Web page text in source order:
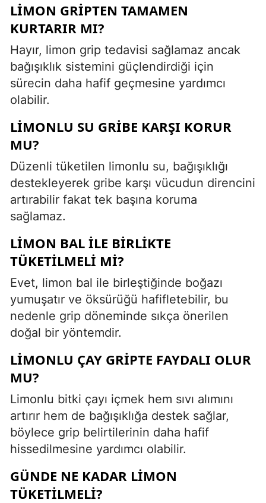
LIMON GRIPTEN TAMAMEN
KURTARIR MI?
Hayır, limon grip tedavisi sağlamaz ancak
bağışıklık sistemini güçlendirdiği için
sürecin daha hafif geçmesine yardımcı
olabilir.
LIMONLU SU GRIBE KARŞI KORUR
MU?
Düzenli tüketilen limonlu su, bağışıklığı
destekleyerek gribe karşı vücudun direncini
artırabilir fakat tek başına koruma
sağlamaz.
LIMON BAL ILE BIRLIKTE
TÜKETILMELI MI?
Evet, limon bal ile birleştiğinde boğazı
yumuşatır ve öksürüğü hafifletebilir, bu
nedenle grip döneminde sıkça önerilen
doğal bir yöntemdir.
LIMONLU ÇAY GRIPTE FAYDALI OLUR
MU?
Limonlu bitki çayı içmek hem sıvı alımını
artırır hem de bağışıklığa destek sağlar,
böylece grip belirtilerinin daha hafif
hissedilmesine yardımcı olabilir.
GÜNDE NE KADAR LIMON
TÜKETILMELI?